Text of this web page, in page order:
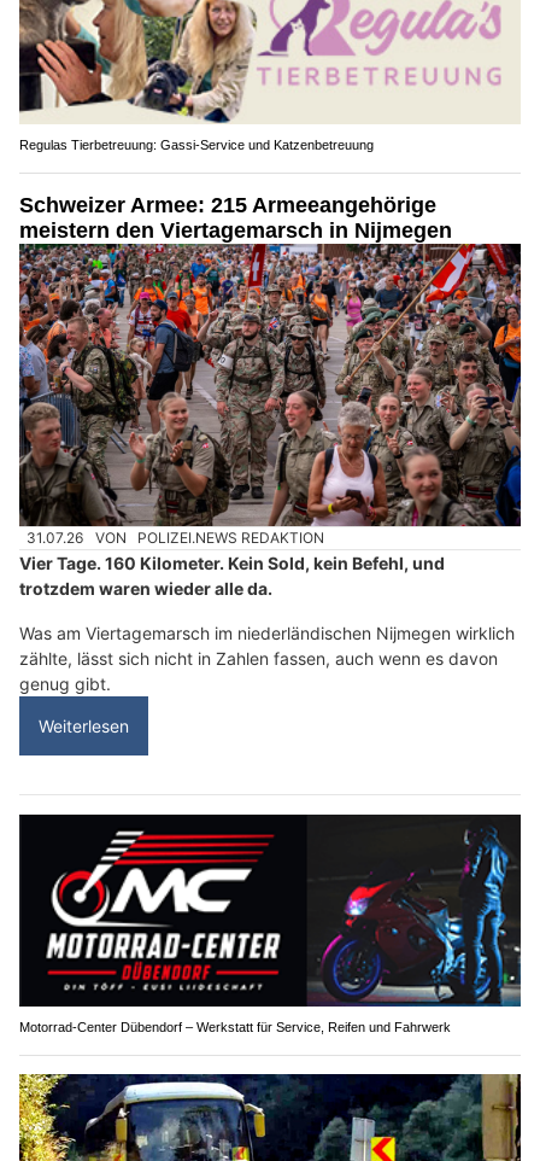
Regulas Tierbetreuung: Gassi-Service und Katzenbetreuung
Schweizer Armee: 215 Armeeangehörige
meistern den Viertagemarsch in Nijmegen
31.07.26 VON POLIZEI.NEWS REDAKTION
Vier Tage. 160 Kilometer. Kein Sold, kein Befehl, und
trotzdem waren wieder alle da.
Was am Viertagemarsch im niederländischen Nijmegen wirklich
zählte, lässt sich nicht in Zahlen fassen, auch wenn es davon
genug gibt.
Weiterlesen
Motorrad-Center Dübendorf – Werkstatt für Service, Reifen und Fahrwerk